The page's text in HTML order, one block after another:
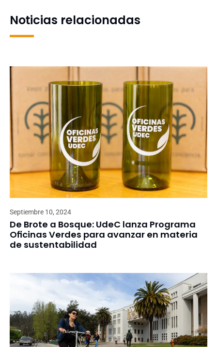
Noticias relacionadas
Septiembre 10, 2024
De Brote a Bosque: UdeC lanza Programa
Oficinas Verdes para avanzar en materia
de sustentabilidad